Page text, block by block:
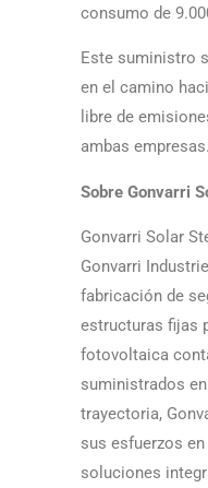
consumo de
Este suministro
en el camino
libre de
ambas empresas.
Sobre Gonvarri
Gonvarri Solar
Gonvarri
fabricación de
estructuras fijas
fotovoltaica
suministrados
trayectoria,
sus esfuerzos
soluciones